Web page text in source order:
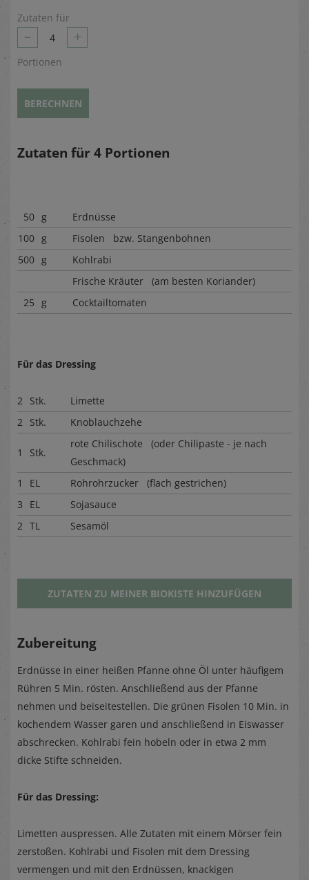
Zutaten für
– 4 +
Portionen
BERECHNEN
Zutaten für 4 Portionen
50 g
Erdnüsse
100 g
Fisolen bzw. Stangenbohnen
500 g
Kohlrabi
Frische Kräuter (am besten Koriander)
25 g Cocktailtomaten
Für das Dressing
2 Stk.
Limette
2 Stk. Knoblauchzehe
1 Stk.
rote Chilischote (oder Chilipaste - je nach
Geschmack)
1
EL
Rohrohrzucker (flach gestrichen)
3
EL
Sojasauce
2 TL Sesamöl
ZUTATEN ZU MEINER BIOKISTE HINZUFÜGEN
Zubereitung
Erdnüsse in einer heißen Pfanne ohne Öl unter häufigem
Rühren 5 Min. rösten. Anschließend aus der Pfanne
nehmen und beiseitestellen. Die grünen Fisolen 10 Min. in
kochendem Wasser garen und anschließend in Eiswasser
abschrecken. Kohlrabi fein hobeln oder in etwa 2 mm
dicke Stifte schneiden.
Für das Dressing:
Limetten auspressen. Alle Zutaten mit einem Mörser fein
zerstoßen. Kohlrabi und Fisolen mit dem Dressing
vermengen und mit den Erdnüssen, knackigen